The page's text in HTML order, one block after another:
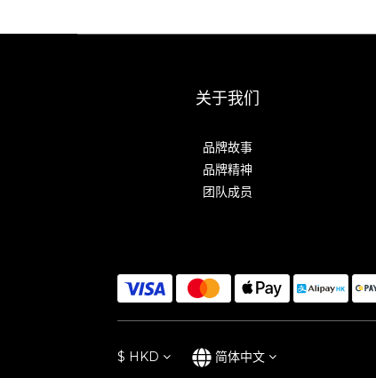
关于我们
品牌故事
品牌精神
团队成员
$ HKD 简体中文